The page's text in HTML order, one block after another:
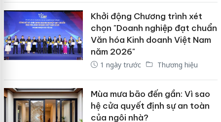
Khởi động Chương trình xét
chọn "Doanh nghiệp đạt chuẩn
Văn hóa Kinh doanh Việt Nam
năm 2026"
1 ngày trước Thương hiệu
Mùa mưa bão đến gần: Vì sao
hệ cửa quyết định sự an toàn
của ngôi nhà?